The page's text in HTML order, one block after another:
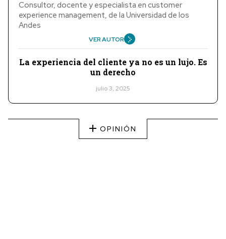
Consultor, docente y especialista en customer
experience management, de la Universidad de los
Andes
VER AUTOR
La experiencia del cliente ya no es un lujo. Es
un derecho
julio 3, 2025
OPINIÓN